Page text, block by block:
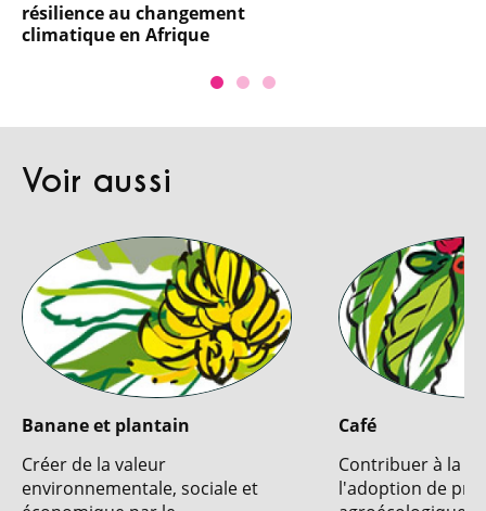
résilience au changement
climatique en Afrique
Voir aussi
Banane et plantain
Créer de la valeur
environnementale, sociale et
Café
Contribuer à la
l'adoption de